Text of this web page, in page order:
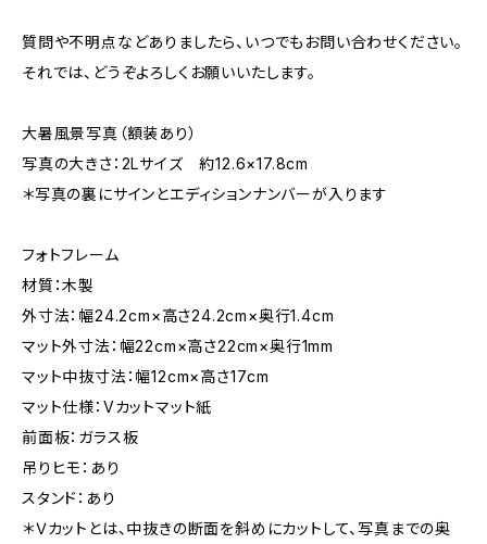
質問や不明点などありましたら、いつでもお問い合わせください。
それでは、どうぞよろしくお願いいたします。
大暑風景写真（額装あり）
写真の大きさ：2Lサイズ 約12.6×17.8cm
＊写真の裏にサインとエディションナンバーが入ります
フォトフレーム
材質：木製
外寸法：幅24.2cm×高さ24.2cm×奥行1.4cm
マット外寸法：幅22cm×高さ22cm×奥行1mm
マット中抜寸法：幅12cm×高さ17cm
マット仕様：Vカットマット紙
前面板：ガラス板
吊りヒモ：あり
スタンド：あり
＊Ｖカットとは、中抜きの断面を斜めにカットして、写真までの奥